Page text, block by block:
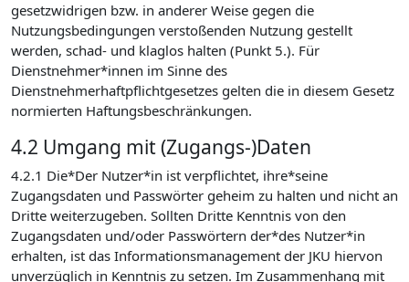
gesetzwidrigen bzw. in anderer Weise gegen die
Nutzungsbedingungen verstoßenden Nutzung gestellt
werden, schad- und klaglos halten (Punkt 5.). Für
Dienstnehmer*innen im Sinne des
Dienstnehmerhaftpflichtgesetzes gelten die in diesem Gesetz
normierten Haftungsbeschränkungen.
4.2 Umgang mit (Zugangs-)Daten
4.2.1 Die*Der Nutzer*in ist verpflichtet, ihre*seine
Zugangsdaten und Passwörter geheim zu halten und nicht an
Dritte weiterzugeben. Sollten Dritte Kenntnis von den
Zugangsdaten und/oder Passwörtern der*des Nutzer*in
erhalten, ist das Informationsmanagement der JKU hiervon
unverzüglich in Kenntnis zu setzen. Im Zusammenhang mit